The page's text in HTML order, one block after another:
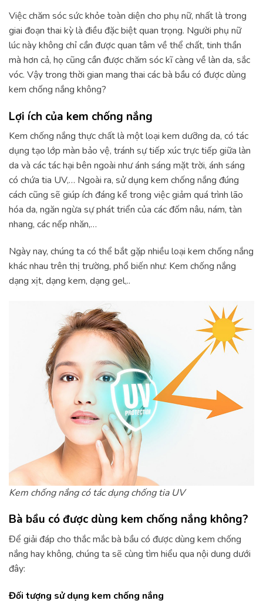
Việc chăm sóc sức khỏe toàn diện cho phụ nữ, nhất là trong
giai đoạn thai kỳ là điều đặc biệt quan trọng. Người phụ nữ
lúc này không chỉ cần được quan tâm về thể chất, tinh thần
mà hơn cả, họ cũng cần được chăm sóc kĩ càng về làn da, sắc
vóc. Vậy trong thời gian mang thai các bà bầu có được dùng
kem chống nắng không?
Lợi ích của kem chống nắng
Kem chống nắng thực chất là một loại kem dưỡng da, có tác
dụng tạo lớp màn bảo vệ, tránh sự tiếp xúc trực tiếp giữa làn
da và các tác hại bên ngoài như ánh sáng mặt trời, ánh sáng
có chứa tia UV,… Ngoài ra, sử dụng kem chống nắng đúng
cách cũng sẽ giúp ích đáng kể trong việc giảm quá trình lão
hóa da, ngăn ngừa sự phát triển của các đốm nâu, nám, tàn
nhang, các nếp nhăn,…
Ngày nay, chúng ta có thể bắt gặp nhiều loại kem chống nắng
khác nhau trên thị trường, phổ biến như: Kem chống nắng
dạng xịt, dạng kem, dạng gel,..
Kem chống nắng có tác dụng chống tia UV
Bà bầu có được dùng kem chống nắng không?
Để giải đáp cho thắc mắc bà bầu có được dùng kem chống
nắng hay không, chúng ta sẽ cùng tìm hiểu qua nội dung dưới
đây:
Đối tượng sử dụng kem chống nắng